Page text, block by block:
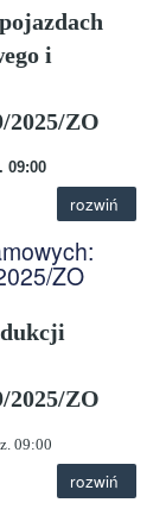
i
2025/ZO
09:00
rozwiń
ZO
ZO
09:00
rozwiń